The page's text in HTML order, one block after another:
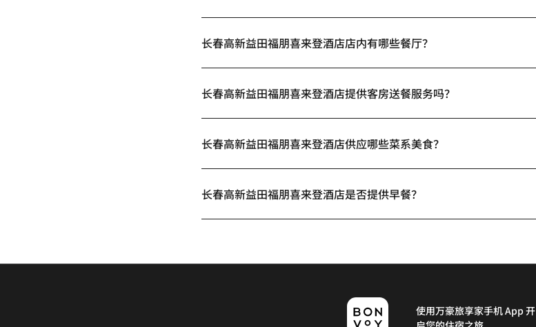
长春高新益田福朋喜来登酒店店内有哪些餐厅？
长春高新益田福朋喜来登酒店提供客房送餐服务吗？
长春高新益田福朋喜来登酒店供应哪些菜系美食？
长春高新益田福朋喜来登酒店是否提供早餐？
使用万豪旅享家手机 App 开